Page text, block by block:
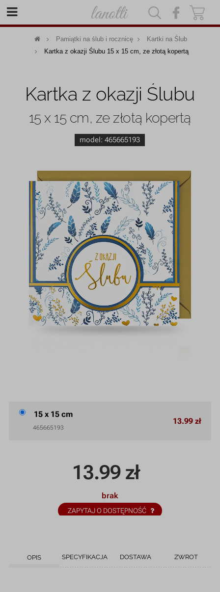
Pamiątki na ślub i rocznicę
Kartki na Ślub
Kartka z okazji Ślubu 15 x 15 cm, ze złotą kopertą
Kartka z okazji Ślubu
15 x 15 cm, ze złotą kopertą
model:465665193
13.99 zł
brak
ZAPYTAJ O DOSTĘPNOŚĆ
15 x 15 cm
465665193
13.99 zł
OPIS SPECYFIKACJA DOSTAWA ZWROT